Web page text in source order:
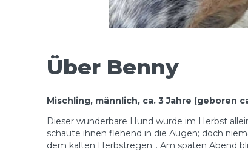
Über Benny
Mischling, männlich, ca. 3 Jahre (geboren
Dieser wunderbare Hund wurde im Herbst
schaute ihnen flehend in die Augen; doch
dem kalten Herbstregen… Am späten Abend